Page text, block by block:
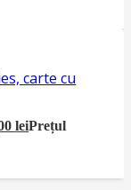
carte cu
leiPrețul